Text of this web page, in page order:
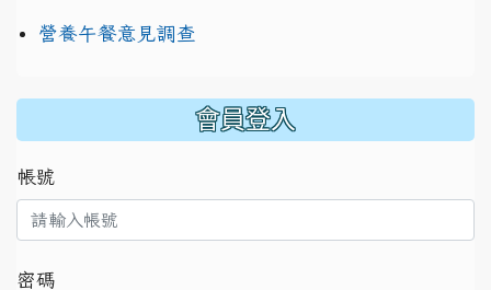
營養午餐意見調查
會員登入
帳號
密碼